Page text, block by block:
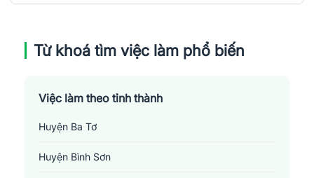
Từ khoá tìm việc làm phổ biến
Việc làm theo tỉnh thành
Huyện Ba Tơ
Huyện Bình Sơn